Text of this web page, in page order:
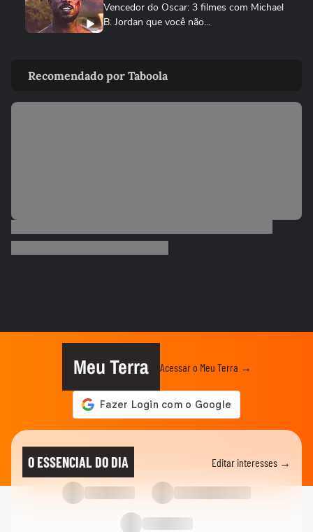
Vencedor do Oscar: 3 filmes com Michael
B. Jordan que você não...
e reencontro surpreende fãs
TODATEEN
da Internet; veja quando...
01:09
3 animes de romance que todo fã de
Bridgerton deve ver
Rafa Vitti reencontra Caramelo um ano
após as gravações do filme:...
Morre Robert Duvall, ator lendário de
Hollywood, aos 95 anos
Recomendado por Taboola
Meu Terra Acessar o Meu Terra →
O ESSENCIAL DO DIA Editar interesses →